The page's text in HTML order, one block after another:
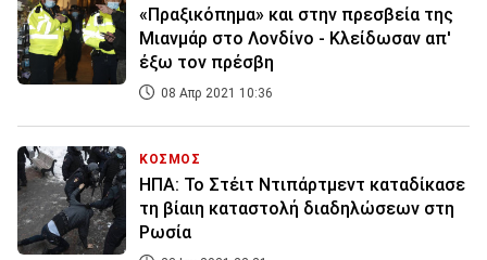
«Πραξικόπημα» και στην πρεσβεία της
Μιανμάρ στο Λονδίνο - Κλείδωσαν απ'
έξω τον πρέσβη
08 Απρ 2021 10:36
ΚΟΣΜΟΣ
ΗΠΑ: Το Στέιτ Ντιπάρτμεντ καταδίκασε
τη βίαιη καταστολή διαδηλώσεων στη
Ρωσία